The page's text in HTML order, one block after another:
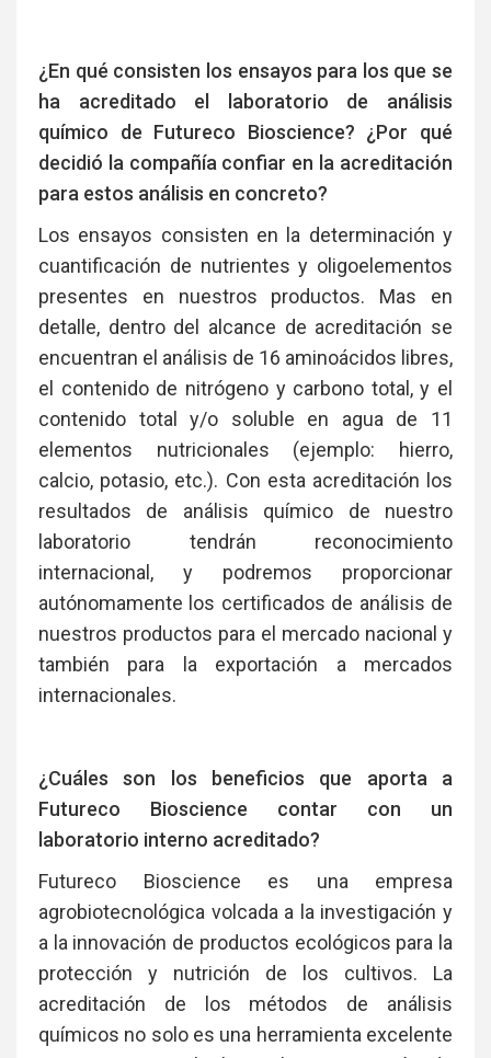
¿En qué consisten los ensayos para los que se
ha acreditado el laboratorio de análisis
químico de Futureco Bioscience? ¿Por qué
decidió la compañía confiar en la acreditación
para estos análisis en concreto?
Los ensayos consisten en la determinación y
cuantificación de nutrientes y oligoelementos
presentes en nuestros productos. Mas en
detalle, dentro del alcance de acreditación se
encuentran el análisis de 16 aminoácidos libres,
el contenido de nitrógeno y carbono total, y el
contenido total y/o soluble en agua de 11
elementos nutricionales (ejemplo: hierro,
calcio, potasio, etc.). Con esta acreditación los
resultados de análisis químico de nuestro
laboratorio tendrán reconocimiento
internacional, y podremos proporcionar
autónomamente los certificados de análisis de
nuestros productos para el mercado nacional y
también para la exportación a mercados
internacionales.
¿Cuáles son los beneficios que aporta a
Futureco Bioscience contar con un
laboratorio interno acreditado?
Futureco Bioscience es una empresa
agrobiotecnológica volcada a la investigación y
a la innovación de productos ecológicos para la
protección y nutrición de los cultivos. La
acreditación de los métodos de análisis
químicos no solo es una herramienta excelente